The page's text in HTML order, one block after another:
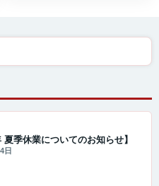
夏季休業についてのお知らせ】
日